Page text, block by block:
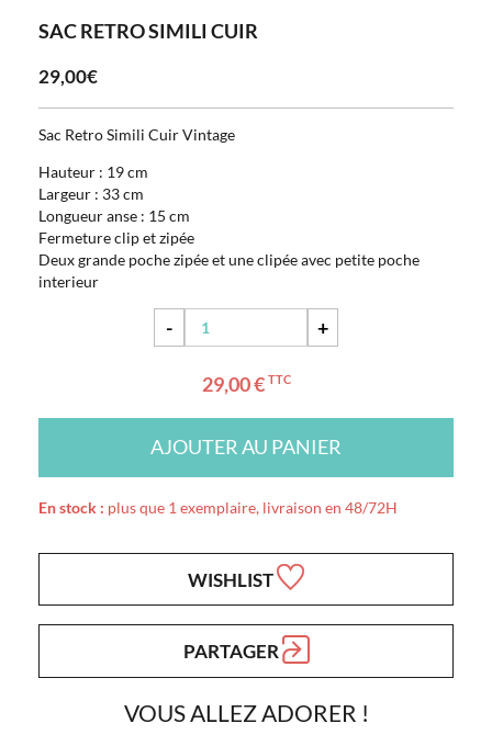
SAC RETRO SIMILI CUIR
29,00€
Sac Retro Simili Cuir Vintage
Hauteur : 19 cm
Largeur : 33 cm
Longueur anse : 15 cm
Fermeture clip et zipée
Deux grande poche zipée et une clipée avec petite poche
interieur
- +
29,00 € TTC
AJOUTER AU PANIER
En stock : plus que 1 exemplaire, livraison en 48/72H
WISHLIST
PARTAGER
VOUS ALLEZ ADORER !